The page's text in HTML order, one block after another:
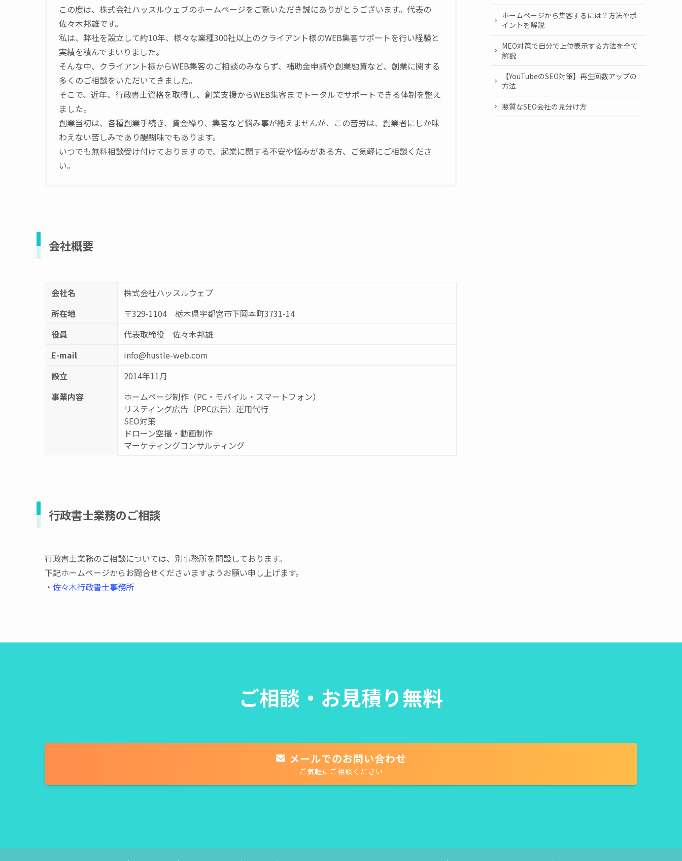
この度は、株式会社ハッスルウェブのホームページをご覧いただき誠にありがとうございます。代表の
佐々木邦雄です。
私は、弊社を設立して約10年、様々な業種300社以上のクライアント様のWEB集客サポートを行い経験と
実績を積んでまいりました。
そんな中、クライアント様からWEB集客のご相談のみならず、補助金申請や創業融資など、創業に関する
多くのご相談をいただいてきました。
そこで、近年、行政書士資格を取得し、創業支援からWEB集客までトータルでサポートできる体制を整え
ました。
創業当初は、各種創業手続き、資金繰り、集客など悩み事が絶えませんが、この苦労は、創業者にしか味
わえない苦しみであり醍醐味でもあります。
いつでも無料相談受け付けておりますので、起業に関する不安や悩みがある方、ご気軽にご相談くださ
い。
会社概要
会社名
株式会社ハッスルウェブ
所在地
〒329-1104 栃木県宇都宮市下岡本町3731-14
役員
代表取締役 佐々木邦雄
E-mail
info@hustle-web.com
設立
2014年11月
事業内容
ホームページ制作（PC・モバイル・スマートフォン）
リスティング広告（PPC広告）運用代行
SEO対策
ドローン空撮・動画制作
マーケティングコンサルティング
行政書士業務のご相談
行政書士業務のご相談については、別事務所を開設しております。
下記ホームページからお問合せくださいますようお願い申し上げます。
・ 佐々木行政書士事務所
ホームページから集客するには？方法やポ
イントを解説
MEO対策で自分で上位表示する方法を全て
解説
【YouTubeのSEO対策】再生回数アップの
方法
悪質なSEO会社の見分け方
ご相談・お見積り無料
メールでのお問い合わせ
ご気軽にご相談ください